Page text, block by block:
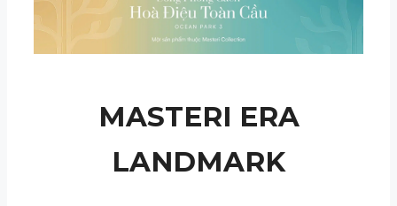
MASTERI ERA
LANDMARK